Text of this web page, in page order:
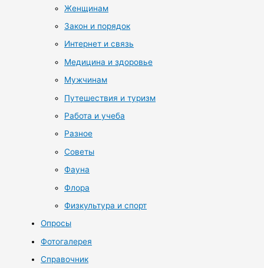
Женщинам
Закон и порядок
Интернет и связь
Медицина и здоровье
Мужчинам
Путешествия и туризм
Работа и учеба
Разное
Советы
Фауна
Флора
Физкультура и спорт
Опросы
Фотогалерея
Справочник